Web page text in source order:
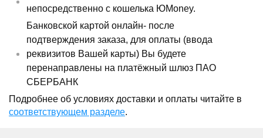
непосредственно с кошелька ЮMoney.
Банковской картой онлайн- после
подтверждения заказа, для оплаты (ввода
реквизитов Вашей карты) Вы будете
перенаправлены на платёжный шлюз ПАО
СБЕРБАНК
Подробнее об условиях доставки и оплаты читайте в
соответствующем разделе.